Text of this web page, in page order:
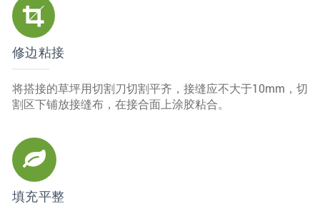
修边粘接
将搭接的草坪用切割刀切割平齐，接缝应不大于10mm，切
割区下铺放接缝布，在接合面上涂胶粘合。
填充平整